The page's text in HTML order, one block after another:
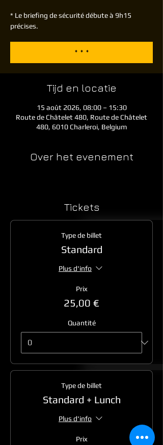
* Le briefing de sécurité débute à 9h15
précises.
* * *
Tijd en locatie
15 août 2026, 08:00 – 15:30
Route de Châtelet 480, Route de Châtelet
480, 6010 Charleroi, Belgium
Over het evenement
Tickets
Type de billet
Standard
Plus d'info
Prix
25,00 €
Quantité
Type de billet
Standard + Lunch
Plus d'info
Prix